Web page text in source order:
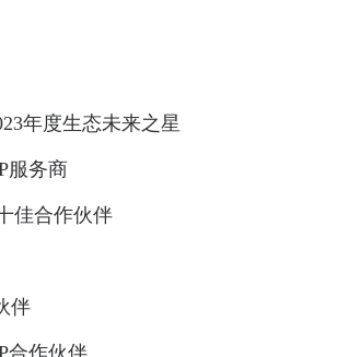
年度生态未来之星
服务商
佳合作伙伴
伴
合作伙伴